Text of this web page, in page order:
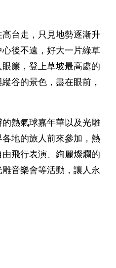
台走，只見地勢逐漸升
後不遠，好大一片綠草
簾，登上草坡最高處的
谷的景色，盡在眼前，
熱氣球嘉年華以及光雕
地的旅人前來參加，熱
飛行表演、絢麗燦爛的
音樂會等活動，讓人永